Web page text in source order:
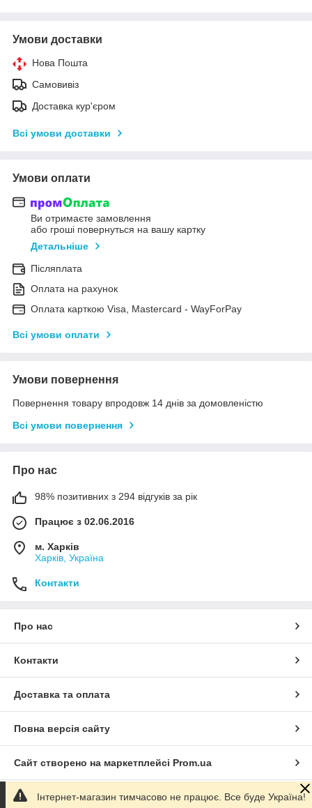
Умови доставки
Нова Пошта
Самовивіз
Доставка кур'єром
Всі умови доставки
Умови оплати
Ви отримаєте замовлення
або гроші повернуться на вашу картку
Детальніше
Післяплата
Оплата на рахунок
Оплата карткою Visa, Mastercard - WayForPay
Всі умови оплати
Умови повернення
Повернення товару впродовж 14 днів за домовленістю
Всі умови повернення
Про нас
98% позитивних з 294 відгуків за рік
Працює з 02.06.2016
м. Харків
Харків, Україна
Контакти
Про нас
Контакти
Доставка та оплата
Повна версія сайту
Сайт створено на маркетплейсі Prom.ua
Політика конфіденційності
Інтернет-магазин тимчасово не працює. Все буде Україна!